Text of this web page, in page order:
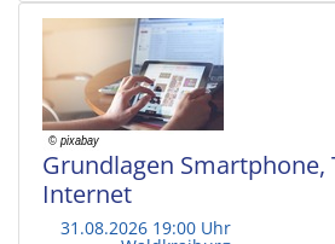
Grundlagen Smartphone,
Internet
31.08.2026 19:00 Uhr